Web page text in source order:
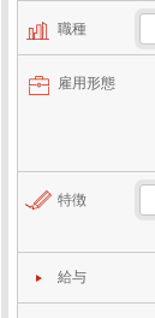
職種
雇用形態
特徴
給与